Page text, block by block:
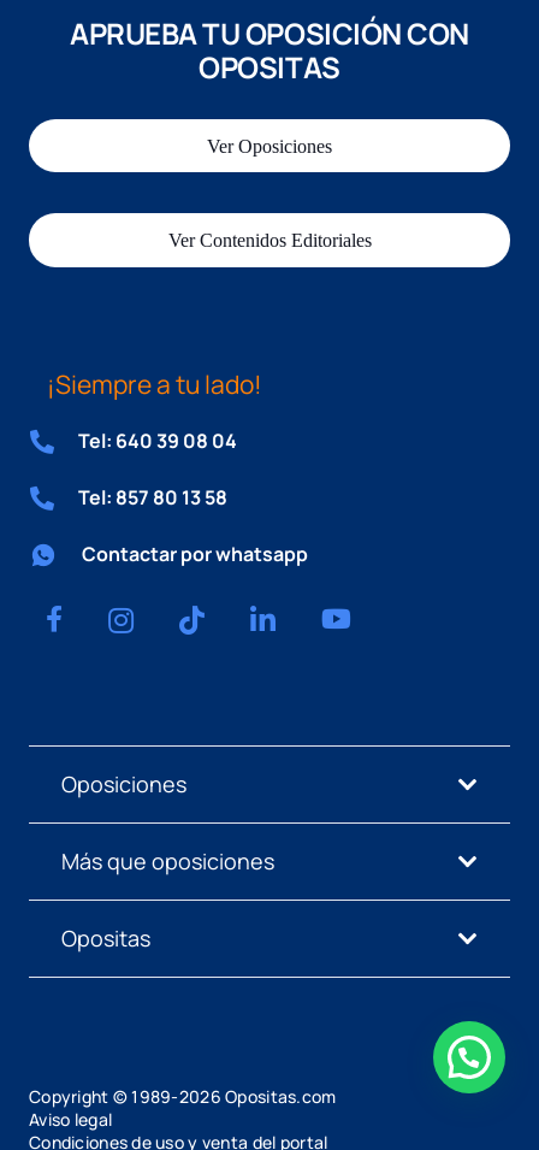
APRUEBA TU OPOSICIÓN CON
OPOSITAS
Ver Oposiciones
Ver Contenidos Editoriales
¡Siempre a tu lado!
Tel: 640 39 08 04
Tel: 857 80 13 58
Contactar por whatsapp
Oposiciones
Más que oposiciones
Opositas
Copyright © 1989-2026 Opositas.com
Aviso legal
Condiciones de uso y venta del portal